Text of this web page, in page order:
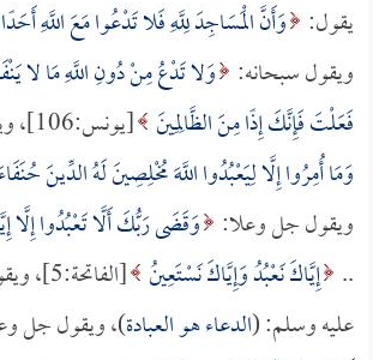
يقول: وَأَنَّ الْمَسَاجِدَ لِلَّهِ فَلا تَدْعُوا مَعَ اللَّهِ أَحَدًا
ويقول سبحانه: وَلا تَدْعُ مِنْ دُونِ اللَّهِ مَا لا
فَعَلْتَ فَإِنَّكَ إِذًا مِنَ الظَّالِمِينَ [يونس:106]، ويقول سبحانه:
وَمَا أُمِرُوا إِلَّا لِيَعْبُدُوا اللَّهَ مُخْلِصِينَ لَهُ الدِّينَ
ويقول جل وعلا: وَقَضَى رَبُّكَ أَلَّا تَعْبُدُوا إِلَّا
.. إِيَّاكَ نَعْبُدُ وَإِيَّاكَ نَسْتَعِينُ
عليه وسلم: (الدعاء هو العبادة)، ويقول جل